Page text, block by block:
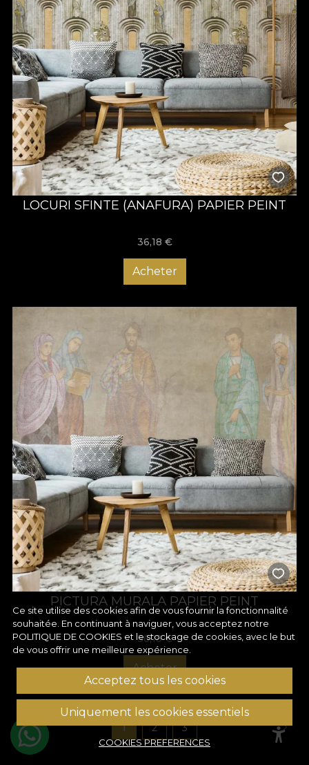
LOCURI SFINTE (ANAFURA) PAPIER PEINT
36,18 €
Acheter
PICTURA MURALA PAPIER PEINT
36,18€
Acheter
1 2 3
Ce site utilise des cookies afin de vous fournir la fonctionnalité
souhaitée. En continuant à naviguer, vous acceptez notre
POLITIQUE DE COOKIES et le stockage de cookies, avec le but
de vous offrir une meilleure expérience.
Acceptez tous les cookies
Uniquement les cookies essentiels
COOKIES PREFERENCES